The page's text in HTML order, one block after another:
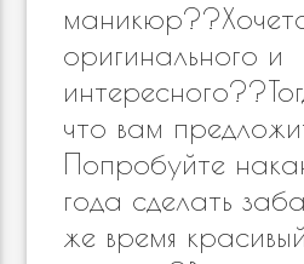
оригинального и
что вам
Попробуйте
года сделать
же время